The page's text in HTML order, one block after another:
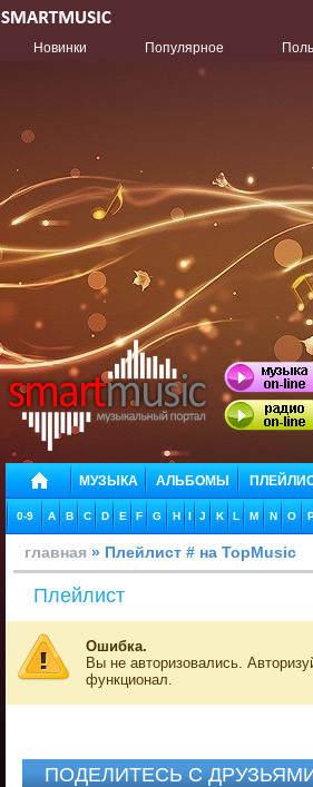
Новинки Популярное
МУЗЫКА АЛЬБОМЫ
0-9 A B C D E F G H I J K L M N O
главная » Плейлист # на TopMusic
Плейлист
Ошибка.
Вы не авторизовались.
функционал.
ПОДЕЛИТЕСЬ С